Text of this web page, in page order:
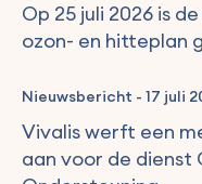
Op 25 juli 2026 is
ozon- en hitteplan
Nieuwsbericht - 17 juli
Vivalis werft een
aan voor de dienst